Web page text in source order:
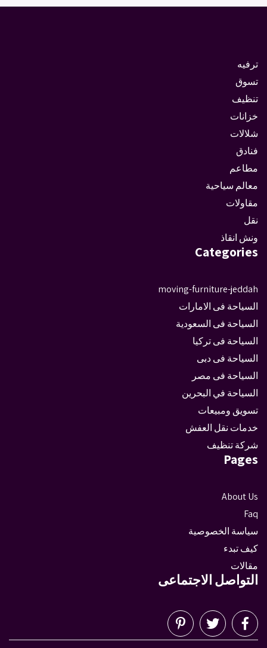
ترفيه
تسوق
تنظيف
خزانات
شلالات
فنادق
مطاعم
معالم سياحية
مقاولات
نقل
ونش انقاذ
Categories
moving-furniture-jeddah
السياحة فى الامارات
السياحة فى السعودية
السياحة فى تركيا
السياحة فى دبى
السياحة فى مصر
السياحة في البحرين
تسويق ومبيعات
خدمات نقل العفش
شركة تنظيف
Pages
About Us
Faq
سياسة الخصوصية
كيف تبدء
مقالات
التواصل الاجتماعى